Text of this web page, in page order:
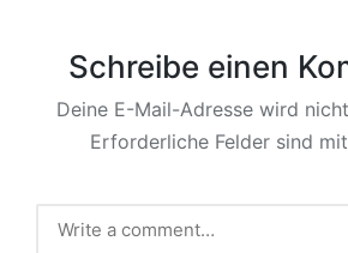
Schreibe einen
Deine E-Mail-Adresse wird
Erforderliche Felder sind mit